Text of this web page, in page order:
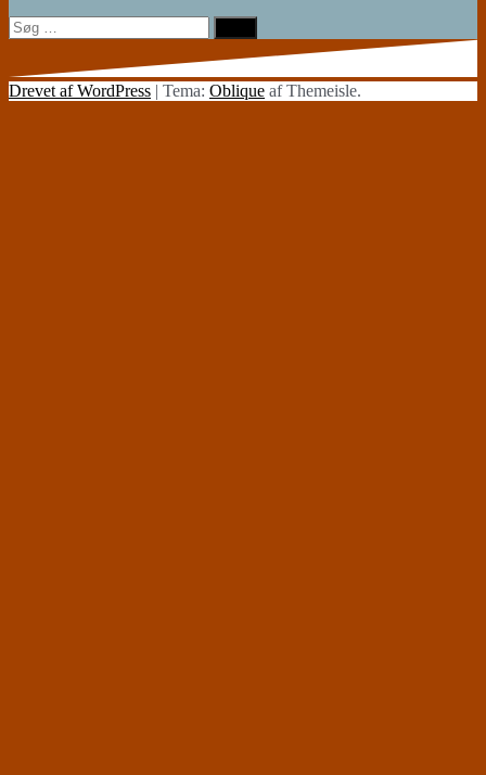
Søg
efter:
Drevet af WordPress | Tema: Oblique af Themeisle.